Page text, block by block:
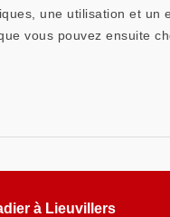
une utilisation et un
vous pouvez ensuite
à Lieuvillers